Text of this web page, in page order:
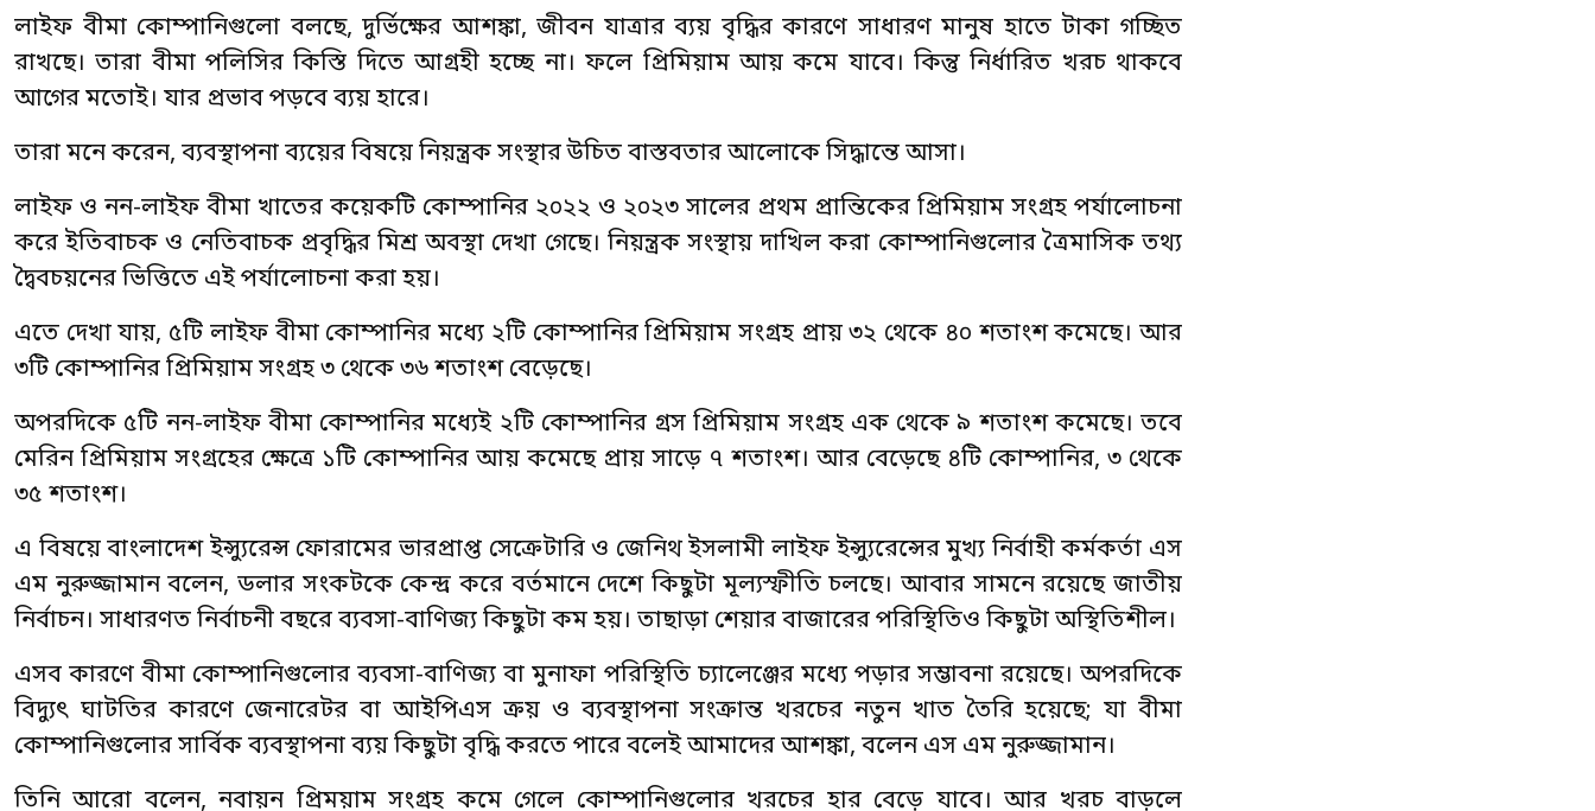
লাইফ বীমা কোম্পানিগুলো বলছে, দুর্ভিক্ষের আশঙ্কা, জীবন যাত্রার ব্যয় বৃদ্ধির কারণে সাধারণ মানুষ হাতে টাকা গচ্ছিত
রাখছে। তারা বীমা পলিসির কিস্তি দিতে আগ্রহী হচ্ছে না। ফলে প্রিমিয়াম আয় কমে যাবে। কিন্তু নির্ধারিত খরচ থাকবে
আগের মতোই। যার প্রভাব পড়বে ব্যয় হারে।
তারা মনে করেন, ব্যবস্থাপনা ব্যয়ের বিষয়ে নিয়ন্ত্রক সংস্থার উচিত বাস্তবতার আলোকে সিদ্ধান্তে আসা।
লাইফ ও নন-লাইফ বীমা খাতের কয়েকটি কোম্পানির ২০২২ ও ২০২৩ সালের প্রথম প্রান্তিকের প্রিমিয়াম সংগ্রহ পর্যালোচনা
করে ইতিবাচক ও নেতিবাচক প্রবৃদ্ধির মিশ্র অবস্থা দেখা গেছে। নিয়ন্ত্রক সংস্থায় দাখিল করা কোম্পানিগুলোর ত্রৈমাসিক তথ্য
দ্বৈবচয়নের ভিত্তিতে এই পর্যালোচনা করা হয়।
এতে দেখা যায়, ৫টি লাইফ বীমা কোম্পানির মধ্যে ২টি কোম্পানির প্রিমিয়াম সংগ্রহ প্রায় ৩২ থেকে ৪০ শতাংশ কমেছে। আর
৩টি কোম্পানির প্রিমিয়াম সংগ্রহ ৩ থেকে ৩৬ শতাংশ বেড়েছে।
অপরদিকে ৫টি নন-লাইফ বীমা কোম্পানির মধ্যেই ২টি কোম্পানির গ্রস প্রিমিয়াম সংগ্রহ এক থেকে ৯ শতাংশ কমেছে। তবে
মেরিন প্রিমিয়াম সংগ্রহের ক্ষেত্রে ১টি কোম্পানির আয় কমেছে প্রায় সাড়ে ৭ শতাংশ। আর বেড়েছে ৪টি কোম্পানির, ৩ থেকে
৩৫ শতাংশ।
এ বিষয়ে বাংলাদেশ ইন্স্যুরেন্স ফোরামের ভারপ্রাপ্ত সেক্রেটারি ও জেনিথ ইসলামী লাইফ ইন্স্যুরেন্সের মুখ্য নির্বাহী কর্মকর্তা এস
এম নুরুজ্জামান বলেন, ডলার সংকটকে কেন্দ্র করে বর্তমানে দেশে কিছুটা মূল্যস্ফীতি চলছে। আবার সামনে রয়েছে জাতীয়
নির্বাচন। সাধারণত নির্বাচনী বছরে ব্যবসা-বাণিজ্য কিছুটা কম হয়। তাছাড়া শেয়ার বাজারের পরিস্থিতিও কিছুটা অস্থিতিশীল।
এসব কারণে বীমা কোম্পানিগুলোর ব্যবসা-বাণিজ্য বা মুনাফা পরিস্থিতি চ্যালেঞ্জের মধ্যে পড়ার সম্ভাবনা রয়েছে। অপরদিকে
বিদ্যুৎ ঘাটতির কারণে জেনারেটর বা আইপিএস ক্রয় ও ব্যবস্থাপনা সংক্রান্ত খরচের নতুন খাত তৈরি হয়েছে; যা বীমা
কোম্পানিগুলোর সার্বিক ব্যবস্থাপনা ব্যয় কিছুটা বৃদ্ধি করতে পারে বলেই আমাদের আশঙ্কা, বলেন এস এম নুরুজ্জামান।
তিনি আরো বলেন, নবায়ন প্রিময়াম সংগ্রহ কমে গেলে কোম্পানিগুলোর খরচের হার বেড়ে যাবে। আর খরচ বাড়লে